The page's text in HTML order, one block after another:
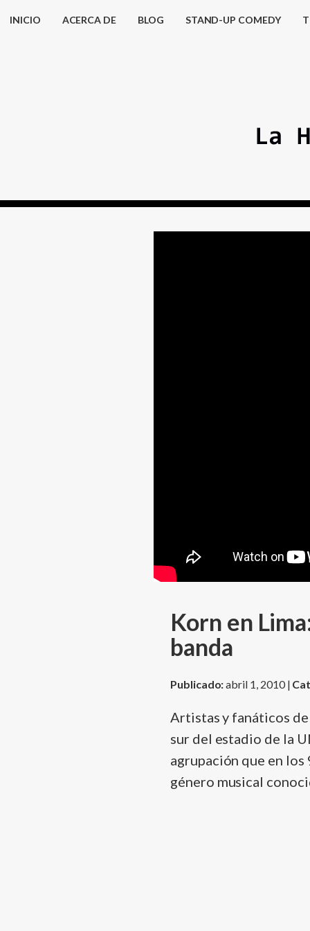
INICIO ACERCA DE BLOG STAND-UP COMEDY
Korn en
banda
Publicado:abril 1, 2010 |
Artistas y fanáticos
sur del estadio de la
agrupación que en
género musical